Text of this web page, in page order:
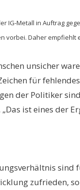
Metall in Auftrag
vorbei. Daher
unsicher
für
der Politiker
ist eines der
sind
zufrieden,